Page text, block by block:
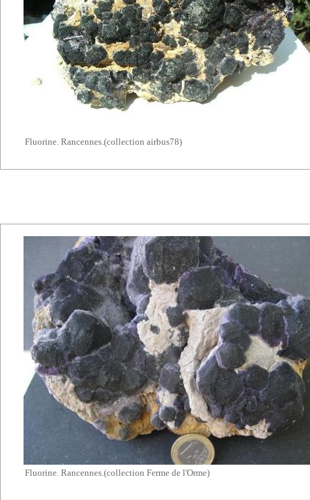
Fluorine. Rancennes.(collection airbus78)
Fluorine. Rancennes.(collection Ferme de l'Orme)